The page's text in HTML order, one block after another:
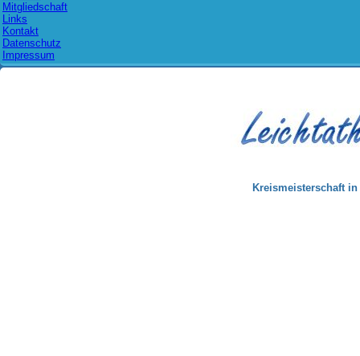
Mitgliedschaft
Links
Kontakt
Datenschutz
Impressum
Kreismeisterschaft